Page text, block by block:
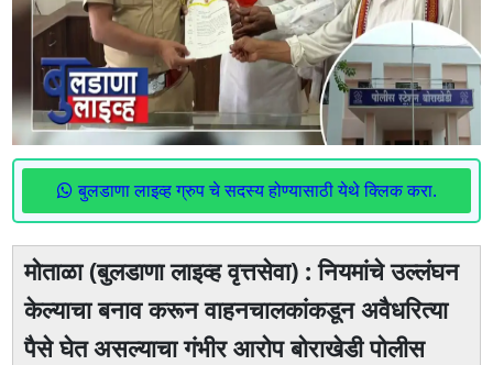
बुलडाणा लाइव्ह ग्रुप चे सदस्य होण्यासाठी येथे क्लिक करा.
मोताळा (बुलडाणा लाइव्ह वृत्तसेवा) : नियमांचे उल्लंघन
केल्याचा बनाव करून वाहनचालकांकडून अवैधरित्या
पैसे घेत असल्याचा गंभीर आरोप बोराखेडी पोलीस